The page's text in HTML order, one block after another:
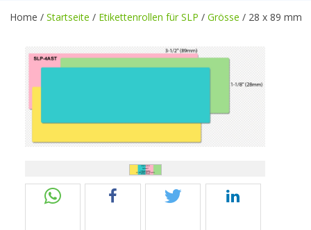
Home / Startseite / Etikettenrollen für SLP / Grösse / 28 x 89 mm